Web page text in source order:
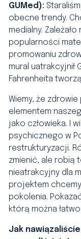
GUMed): S
obecne trendy.
medialny.
popularności
promowaniu
mural uatrakcyjnił
Fahrenheita
Wiemy, że
elementem
jako człowieka. I
psychicznego w
restrukturyzacji.
zmienić, ale robią
nieatrakcyjny dla
projektem
pokolenia.
którą można
Jak